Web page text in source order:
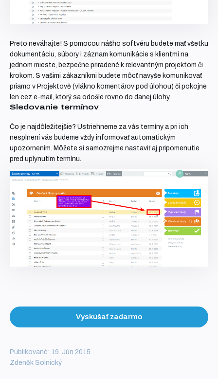
Preto neváhajte! S pomocou nášho softvéru budete mať všetku
dokumentáciu, súbory i záznam komunikácie s klientmi na
jednom mieste, bezpečne priradené k relevantným projektom či
krokom. S vašimi zákazníkmi budete môcť navyše komunikovať
priamo v Projektově (vlákno komentárov pod úlohou) či pokojne
len cez e-mail, ktorý sa odošle rovno do danej úlohy.
Sledovanie termínov
Čo je najdôležitejšie? Ustriehneme za vás termíny a pri ich
nesplnení vás budeme vždy informovať automatickým
upozornením. Môžete si samozrejme nastaviť aj pripomenutie
pred uplynutím termínu.
Vyskúšať zadarmo
Publikované: 19. Jún 2015
Zdeněk Solnický